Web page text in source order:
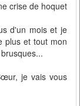
crise de hoquet
d'un mois et je
plus et tout mon
je vais vous